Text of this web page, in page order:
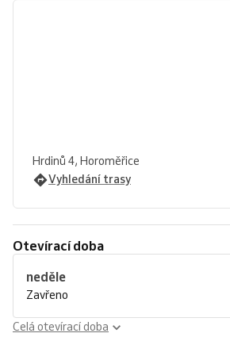
Hrdinů 4, Horoměřice
Vyhledání trasy
Otevírací doba
neděle
Zavřeno
Celá otevírací doba